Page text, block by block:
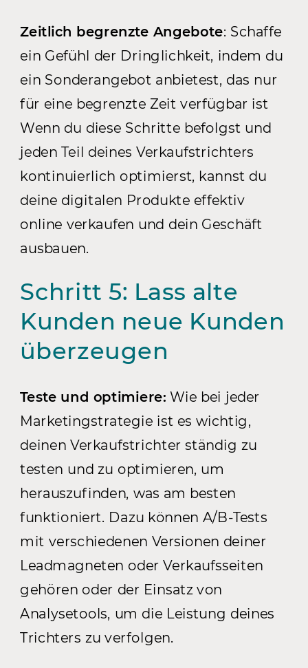
Zeitlich begrenzte Angebote: Schaffe
ein Gefühl der Dringlichkeit, indem du
ein Sonderangebot anbietest, das nur
für eine begrenzte Zeit verfügbar ist
Wenn du diese Schritte befolgst und
jeden Teil deines Verkaufstrichters
kontinuierlich optimierst, kannst du
deine digitalen Produkte effektiv
online verkaufen und dein Geschäft
ausbauen.
Schritt 5: Lass alte
Kunden neue Kunden
überzeugen
Teste und optimiere:Wie bei jeder
Marketingstrategie ist es wichtig,
deinen Verkaufstrichter ständig zu
testen und zu optimieren, um
herauszufinden, was am besten
funktioniert. Dazu können A/B-Tests
mit verschiedenen Versionen deiner
Leadmagneten oder Verkaufsseiten
gehören oder der Einsatz von
Analysetools, um die Leistung deines
Trichters zu verfolgen.